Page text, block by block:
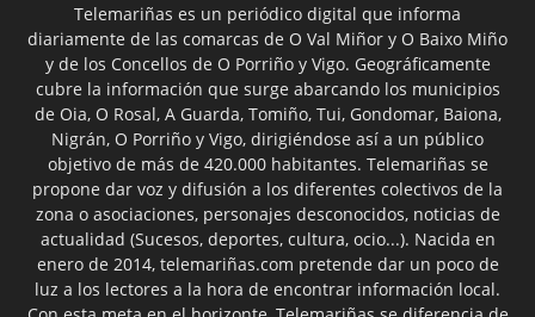
Telemariñas es un periódico digital que informa
diariamente de las comarcas de O Val Miñor y O Baixo Miño
y de los Concellos de O Porriño y Vigo. Geográficamente
cubre la información que surge abarcando los municipios
de Oia, O Rosal, A Guarda, Tomiño, Tui, Gondomar, Baiona,
Nigrán, O Porriño y Vigo, dirigiéndose así a un público
objetivo de más de 420.000 habitantes. Telemariñas se
propone dar voz y difusión a los diferentes colectivos de la
zona o asociaciones, personajes desconocidos, noticias de
actualidad (Sucesos, deportes, cultura, ocio...). Nacida en
enero de 2014, telemariñas.com pretende dar un poco de
luz a los lectores a la hora de encontrar información local.